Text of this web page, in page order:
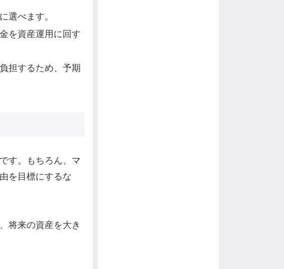
選べます。
を資産運用に回す
担するため、予期
す。もちろん、マ
を目標にするな
将来の資産を大き